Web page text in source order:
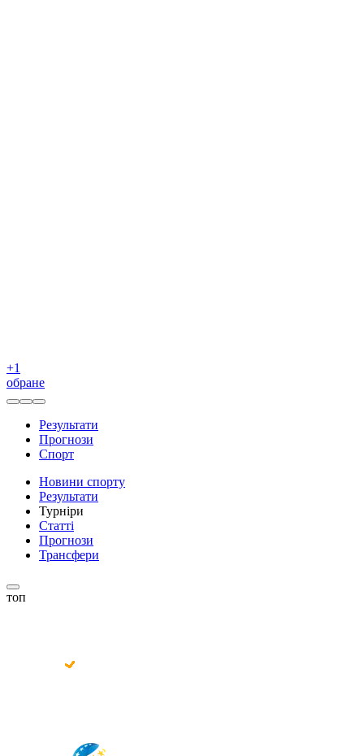
+1
обране
Результати
Прогнози
Спорт
Новини спорту
Результати
Турніри
Статті
Прогнози
Трансфери
топ